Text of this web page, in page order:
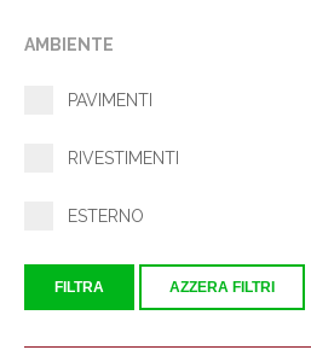
AMBIENTE
PAVIMENTI
RIVESTIMENTI
ESTERNO
FILTRA AZZERA FILTRI